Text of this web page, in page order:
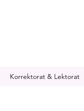
Korrektorat & Lektorat